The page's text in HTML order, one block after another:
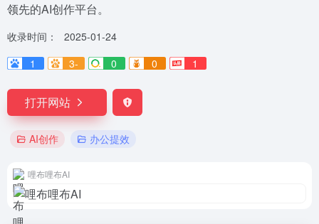
领先的AI创作平台。
收录时间：
2025-01-24
1
3- 0 0 1
打开网站
AI创作 办公提效
哩布哩布AI